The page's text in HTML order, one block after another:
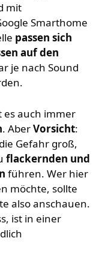
mit
Smarthome
passen sich
auf den
je nach Sound
es auch immer
. AberVorsicht:
Gefahr groß,
flackernden und
führen. Wer hier
möchte, sollte
also anschauen.
ist in einer